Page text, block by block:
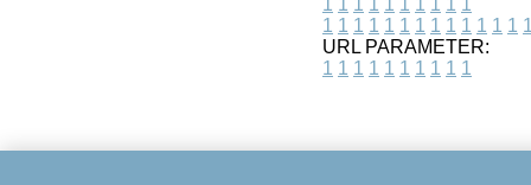
1 1 1 1 1 1 1 1 1 1 1 1 1 1
URL PARAMETER:
1 1 1 1 1 1 1 1 1 1